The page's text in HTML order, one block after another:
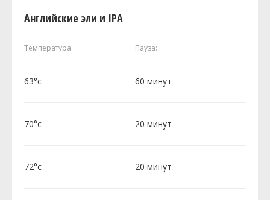
Английские эли и IPA
Температура: Пауза:
63°c 60 минут
70°c 20 минут
72°c 20 минут